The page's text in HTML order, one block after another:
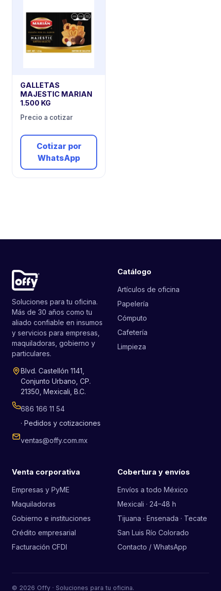
GALLETAS
MAJESTIC MARIAN
1.500 KG
Precio a cotizar
Cotizar por
WhatsApp
Soluciones para tu oficina.
Más de 30 años como tu
aliado confiable en insumos
y servicios para empresas,
maquiladoras, gobierno y
particulares.
Blvd. Castellón 1141,
Conjunto Urbano, CP.
21350, Mexicali, B.C.
686 166 11 54
· Pedidos y cotizaciones
ventas@offy.com.mx
Catálogo
Artículos de oficina
Papelería
Cómputo
Cafetería
Limpieza
Venta corporativa
Empresas y PyME
Maquiladoras
Gobierno e instituciones
Crédito empresarial
Facturación CFDI
Cobertura y envíos
Envíos a todo México
Mexicali · 24–48 h
Tijuana · Ensenada · Tecate
San Luis Río Colorado
Contacto / WhatsApp
© 2026 Offy · Soluciones para tu oficina.